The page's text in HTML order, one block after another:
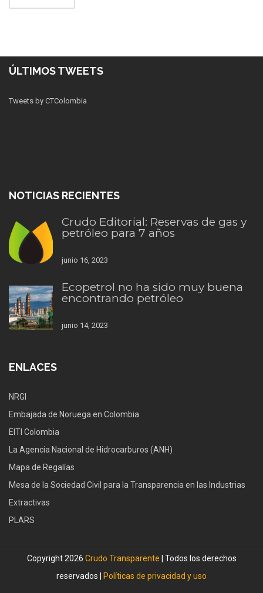
ÚLTIMOS TWEETS
Tweets by CTColombia
NOTICIAS RECIENTES
Crudo Editorial: Reservas de gas y
petróleo para 7 años
junio 16, 2023
Ecopetrol no ha sido muy buena
encontrando petróleo
junio 14, 2023
ENLACES
NRGI
Embajada de Noruega en Colombia
EITI Colombia
La Agencia Nacional de Hidrocarburos (ANH)
Mapa de Regalías
Mesa de la Sociedad Civil para la Transparencia en las Industrias
Extractivas
PLARS
Copyright 2026 Crudo Transparente | Todos los derechos
reservados |
Políticas de privacidad y uso